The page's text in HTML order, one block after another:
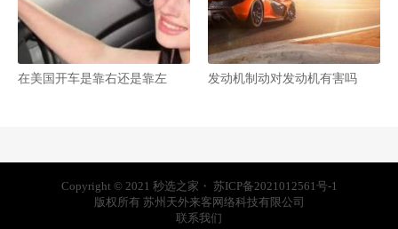
在美国开车是靠右还是靠左 发动机制动对发动机有害吗
Copyright © 2021 秒选之家 ・ 苏ICP备2021012561号-1
版权所有 苏州天外来客网络科技有限公司
联系我们